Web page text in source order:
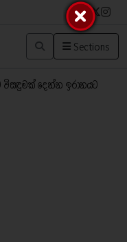
Sections
විසඳුමක් දෙන්න ඉරානයට